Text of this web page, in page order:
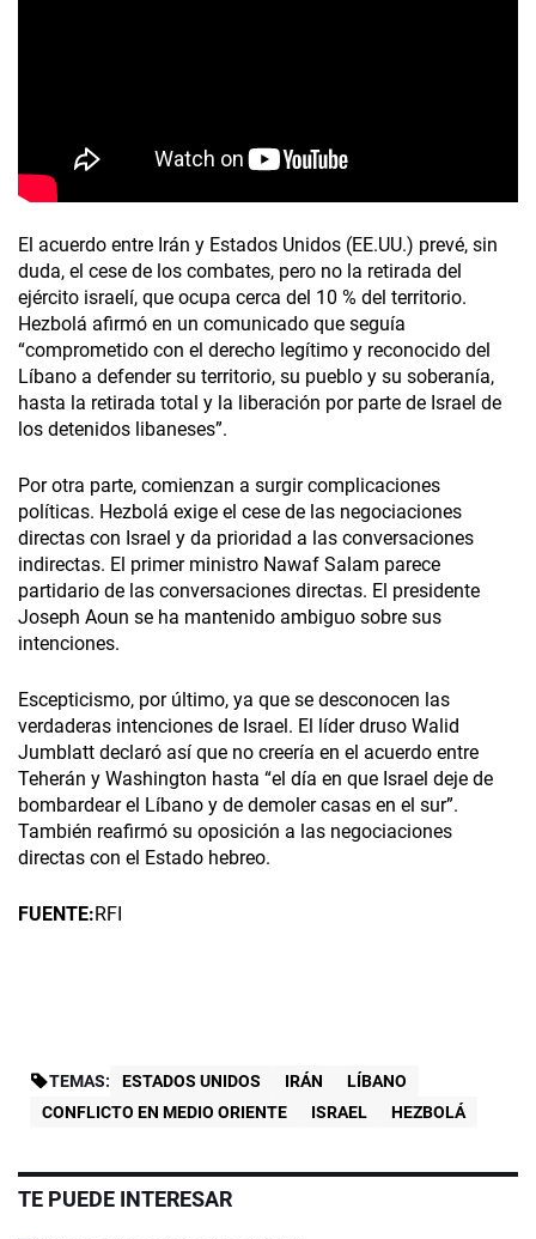
El acuerdo entre Irán y Estados Unidos (EE.UU.) prevé, sin
duda, el cese de los combates, pero no la retirada del
ejército israelí, que ocupa cerca del 10 % del territorio.
Hezbolá afirmó en un comunicado que seguía
“comprometido con el derecho legítimo y reconocido del
Líbano a defender su territorio, su pueblo y su soberanía,
hasta la retirada total y la liberación por parte de Israel de
los detenidos libaneses”.
Por otra parte, comienzan a surgir complicaciones
políticas. Hezbolá exige el cese de las negociaciones
directas con Israel y da prioridad a las conversaciones
indirectas. El primer ministro Nawaf Salam parece
partidario de las conversaciones directas. El presidente
Joseph Aoun se ha mantenido ambiguo sobre sus
intenciones.
Escepticismo, por último, ya que se desconocen las
verdaderas intenciones de Israel. El líder druso Walid
Jumblatt declaró así que no creería en el acuerdo entre
Teherán y Washington hasta “el día en que Israel deje de
bombardear el Líbano y de demoler casas en el sur”.
También reafirmó su oposición a las negociaciones
directas con el Estado hebreo.
FUENTE:RFI
TEMAS: ESTADOS UNIDOS IRÁN
LÍBANO
CONFLICTO EN MEDIO ORIENTE
ISRAEL HEZBOLÁ
TE PUEDE INTERESAR